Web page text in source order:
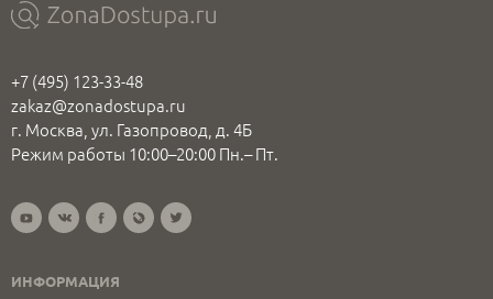
+7 (495) 123-33-48
zakaz@zonadostupa.ru
г. Москва, ул. Газопровод, д. 4Б
Режим работы 10:00–20:00 Пн.– Пт.
ИНФОРМАЦИЯ